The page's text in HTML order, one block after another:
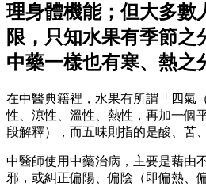
理身體機能；但大多數
限，只知水果有季節之
中藥一樣也有寒、熱之
在中醫典籍裡，水果有所謂「四氣
性、涼性、溫性、熱性，再加一個
段解釋），而五味則指的是酸、苦
中醫師使用中藥治病，主要是藉由
邪，或糾正偏陽、偏陰（即偏熱、